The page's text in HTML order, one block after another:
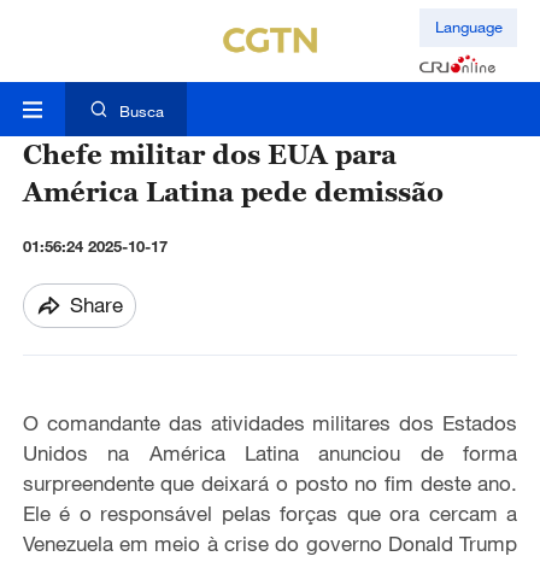
Language
Busca
Chefe militar dos EUA para
América Latina pede demissão
01:56:24 2025-10-17
Share
O comandante das atividades militares dos Estados
Unidos na América Latina anunciou de forma
surpreendente que deixará o posto no fim deste ano.
Ele é o responsável pelas forças que ora cercam a
Venezuela em meio à crise do governo Donald Trump